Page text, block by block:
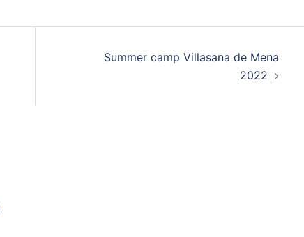
Summer camp Villasana de Mena
2022